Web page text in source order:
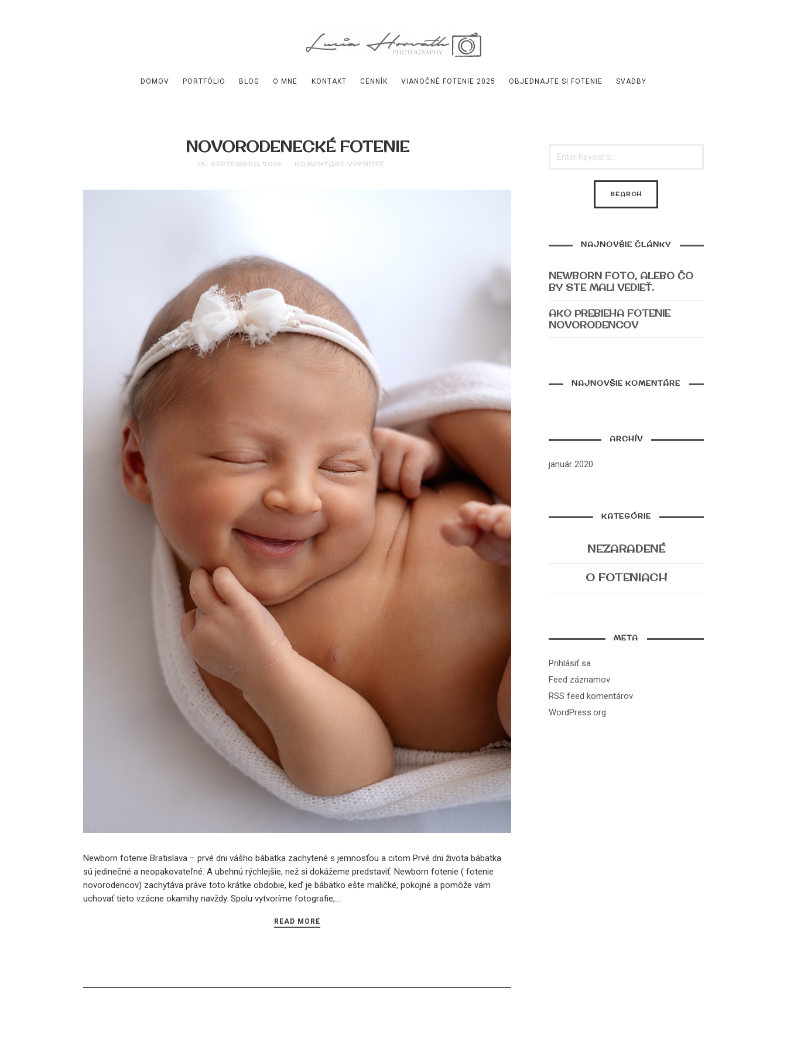
DOMOV PORTFÓLIO BLOG O MNE KONTAKT CENNÍK VIANOČNÉ FOTENIE 2025 OBJEDNAJTE SI FOTENIE SVADBY
NOVORODENECKÉ FOTENIE
18. SEPTEMBRA 2019 KOMENTÁRE VYPNUTÉ
Newborn fotenie Bratislava – prvé dni vášho bábätka zachytené s jemnosťou a citom Prvé dni života bábätka
sú jedinečné a neopakovateľné. A ubehnú rýchlejšie, než si dokážeme predstaviť. Newborn fotenie ( fotenie
novorodencov) zachytáva práve toto krátke obdobie, keď je bábätko ešte maličké, pokojné a pomôže vám
uchovať tieto vzácne okamihy navždy. Spolu vytvoríme fotografie,…
READ MORE
NAJNOVŠIE ČLÁNKY
NEWBORN FOTO, ALEBO ČO
BY STE MALI VEDIEŤ.
AKO PREBIEHA FOTENIE
NOVORODENCOV
NAJNOVŠIE KOMENTÁRE
ARCHÍV
január 2020
KATEGÓRIE
NEZARADENÉ
O FOTENIACH
META
Prihlásiť sa
Feed záznamov
RSS feed komentárov
WordPress.org